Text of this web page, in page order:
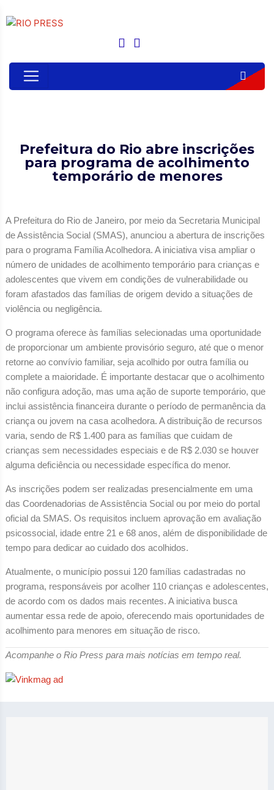
Prefeitura do Rio abre inscrições
para programa de acolhimento
temporário de menores
A Prefeitura do Rio de Janeiro, por meio da Secretaria Municipal
de Assistência Social (SMAS), anunciou a abertura de inscrições
para o programa Família Acolhedora. A iniciativa visa ampliar o
número de unidades de acolhimento temporário para crianças e
adolescentes que vivem em condições de vulnerabilidade ou
foram afastados das famílias de origem devido a situações de
violência ou negligência.
O programa oferece às famílias selecionadas uma oportunidade
de proporcionar um ambiente provisório seguro, até que o menor
retorne ao convívio familiar, seja acolhido por outra família ou
complete a maioridade. É importante destacar que o acolhimento
não configura adoção, mas uma ação de suporte temporário, que
inclui assistência financeira durante o período de permanência da
criança ou jovem na casa acolhedora. A distribuição de recursos
varia, sendo de R$ 1.400 para as famílias que cuidam de
crianças sem necessidades especiais e de R$ 2.030 se houver
alguma deficiência ou necessidade específica do menor.
As inscrições podem ser realizadas presencialmente em uma
das Coordenadorias de Assistência Social ou por meio do portal
oficial da SMAS. Os requisitos incluem aprovação em avaliação
psicossocial, idade entre 21 e 68 anos, além de disponibilidade de
tempo para dedicar ao cuidado dos acolhidos.
Atualmente, o município possui 120 famílias cadastradas no
programa, responsáveis por acolher 110 crianças e adolescentes,
de acordo com os dados mais recentes. A iniciativa busca
aumentar essa rede de apoio, oferecendo mais oportunidades de
acolhimento para menores em situação de risco.
Acompanhe o Rio Press para mais notícias em tempo real.